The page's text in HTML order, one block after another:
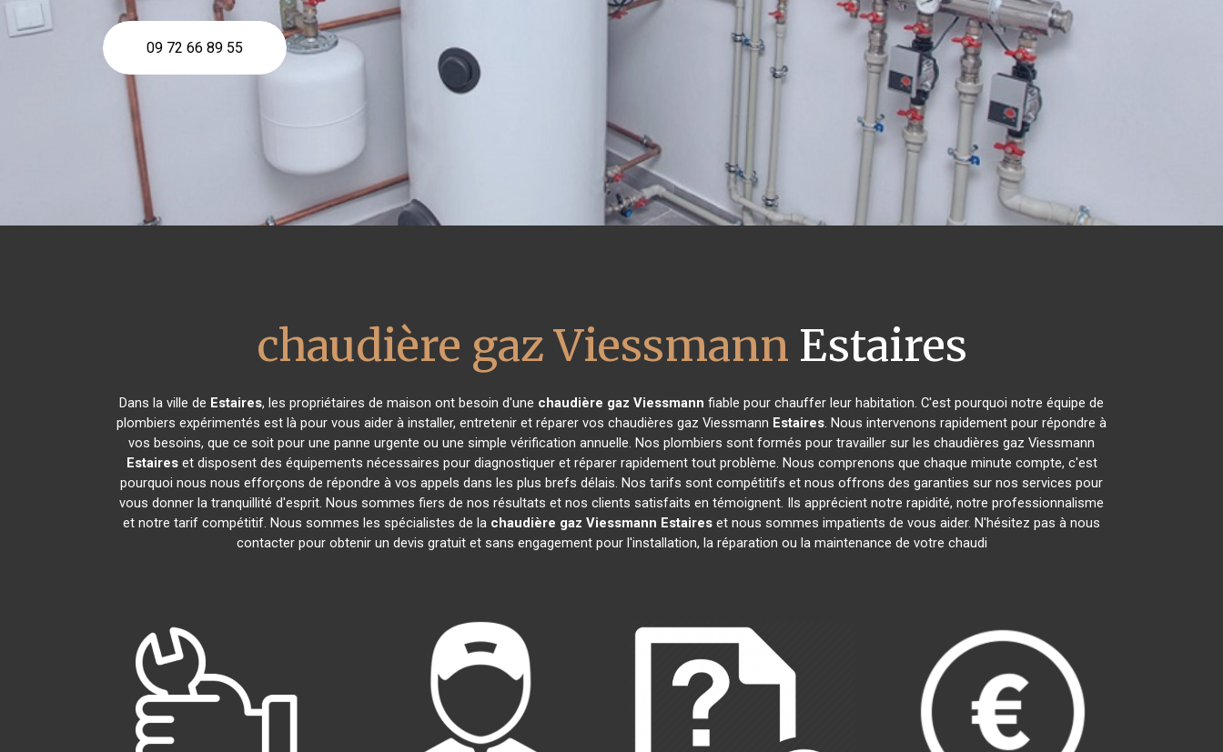
09 72 66 89 55
chaudière gaz Viessmann Estaires
Dans la ville de Estaires, les propriétaires de maison ont besoin d'une chaudière gaz Viessmann fiable pour chauffer leur habitation. C'est pourquoi notre équipe de
plombiers expérimentés est là pour vous aider à installer, entretenir et réparer vos chaudières gaz Viessmann Estaires. Nous intervenons rapidement pour répondre à
vos besoins, que ce soit pour une panne urgente ou une simple vérification annuelle. Nos plombiers sont formés pour travailler sur les chaudières gaz Viessmann
Estaireset disposent des équipements nécessaires pour diagnostiquer et réparer rapidement tout problème. Nous comprenons que chaque minute compte, c'est
pourquoi nous nous efforçons de répondre à vos appels dans les plus brefs délais. Nos tarifs sont compétitifs et nous offrons des garanties sur nos services pour
vous donner la tranquillité d'esprit. Nous sommes fiers de nos résultats et nos clients satisfaits en témoignent. Ils apprécient notre rapidité, notre professionnalisme
et notre tarif compétitif. Nous sommes les spécialistes de la chaudière gaz Viessmann Estaires et nous sommes impatients de vous aider. N'hésitez pas à nous
contacter pour obtenir un devis gratuit et sans engagement pour l'installation, la réparation ou la maintenance de votre chaudi